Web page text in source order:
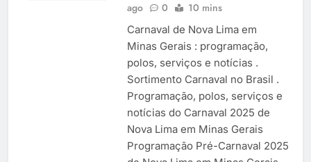
ago
0 10 mins
Carnaval de Nova Lima em
Minas Gerais : programação,
polos, serviços e notícias .
Sortimento Carnaval no Brasil .
Programação, polos, serviços e
notícias do Carnaval 2025 de
Nova Lima em Minas Gerais
Programação Pré-Carnaval 2025